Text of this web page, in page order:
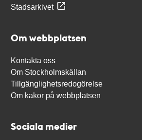
Stadsarkivet
Om webbplatsen
Kontakta oss
Om Stockholmskällan
Tillgänglighetsredogörelse
Om kakor på webbplatsen
Sociala medier